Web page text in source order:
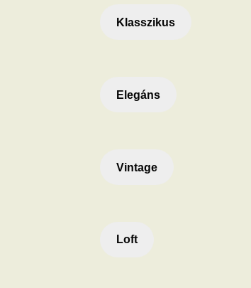
Klasszikus
Elegáns
Vintage
Loft